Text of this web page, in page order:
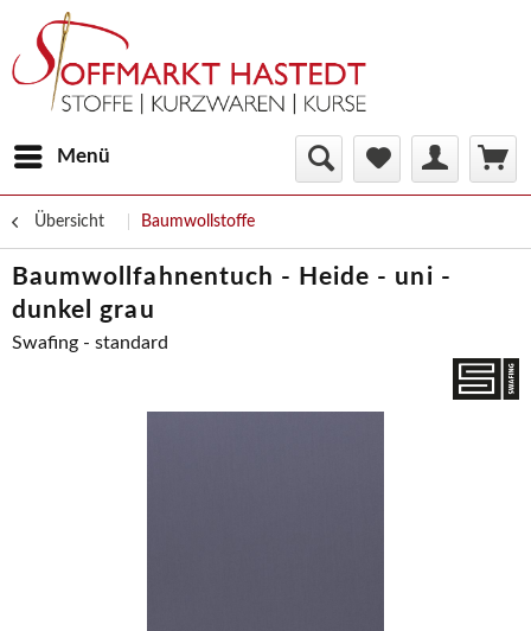
Menü
Übersicht Baumwollstoffe
Baumwollfahnentuch - Heide - uni -
dunkel grau
Swafing - standard